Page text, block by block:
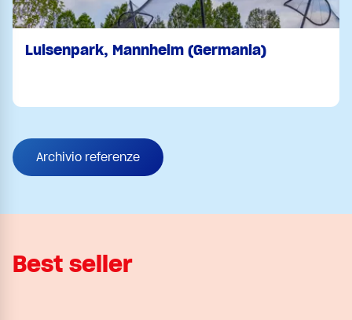
Luisenpark, Mannheim (Germania)
Archivio referenze
Best seller